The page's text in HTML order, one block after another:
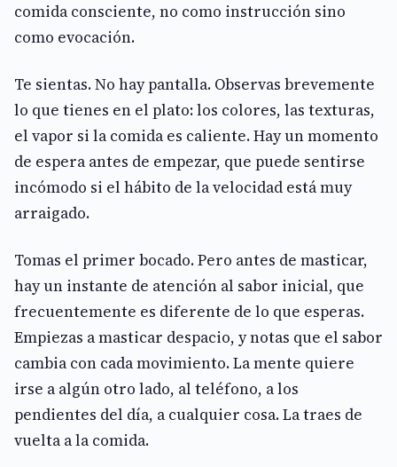
comida consciente, no como instrucción sino
como evocación.
Te sientas. No hay pantalla. Observas brevemente
lo que tienes en el plato: los colores, las texturas,
el vapor si la comida es caliente. Hay un momento
de espera antes de empezar, que puede sentirse
incómodo si el hábito de la velocidad está muy
arraigado.
Tomas el primer bocado. Pero antes de masticar,
hay un instante de atención al sabor inicial, que
frecuentemente es diferente de lo que esperas.
Empiezas a masticar despacio, y notas que el sabor
cambia con cada movimiento. La mente quiere
irse a algún otro lado, al teléfono, a los
pendientes del día, a cualquier cosa. La traes de
vuelta a la comida.